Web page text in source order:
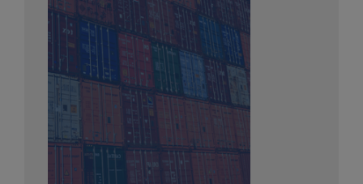
3 jours
de 08:30 - 14:00
Hyatt Regency Algiers
Se Pré-inscrire Détails